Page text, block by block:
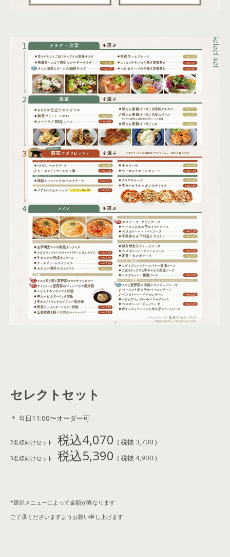
セレクトセット
＊ 当日11:00〜オーダー可
2名様向けセット 税込4,070 ( 税抜 3,700 )
3名様向けセット 税込5,390 ( 税抜 4,900 )
*選択メニューによって金額が異なります
ご了承くださいますようお願い申し上げます